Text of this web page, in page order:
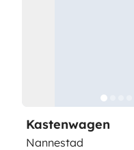
Kastenwagen
Nannestad